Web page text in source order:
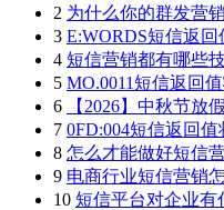
2 为什么你的群发营
3 E:WORDS短信返
4 短信营销都有哪些
5 MO.0011短信返回
6
【2026】中秋节放
7 0FD:004短信返回
8 怎么才能做好短信
9 电商行业短信营销
10 短信平台对企业有